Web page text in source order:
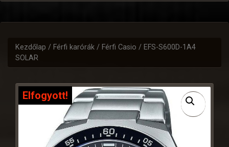
Kezdőlap / Férfi karórák / Férfi Casio / EFS-S600D-1A4
SOLAR
Elfogyott!